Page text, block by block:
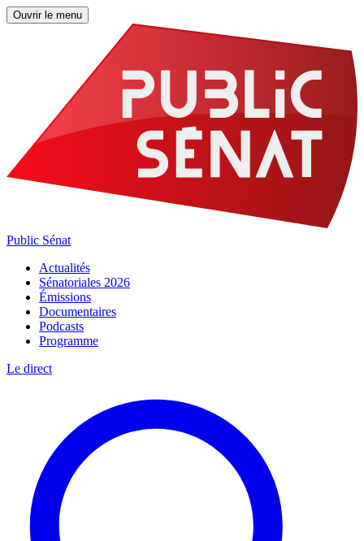
Ouvrir le menu
Public Sénat
Actualités
Sénatoriales 2026
Émissions
Documentaires
Podcasts
Programme
Le direct